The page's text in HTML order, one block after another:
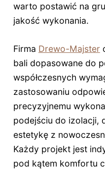
warto postawić na
jakość wykonania.
Firma Drewo-Majster
bali dopasowane do
współczesnych
zastosowaniu
precyzyjnemu
podejściu do izolacji,
estetykę z
Każdy projekt jest
pod kątem komfortu